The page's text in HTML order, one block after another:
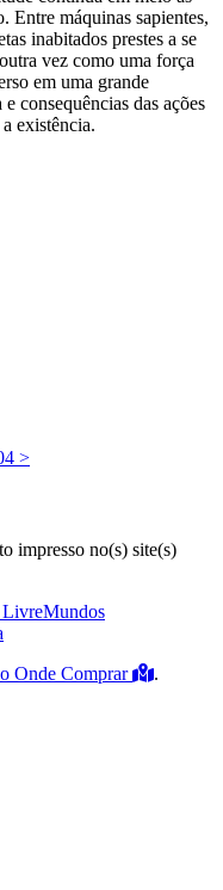
Entre máquinas sapientes,
inabitados prestes a se
vez como uma força
em uma grande
consequências das ações
existência.
>
impresso no(s) site(s)
LivreMundos
Onde Comprar .